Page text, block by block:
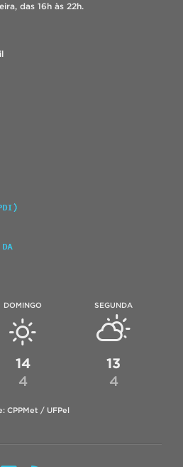
das 16h às 22h.
DOMINGO
14
4
SEGUNDA
13
4
CPPMet / UFPel